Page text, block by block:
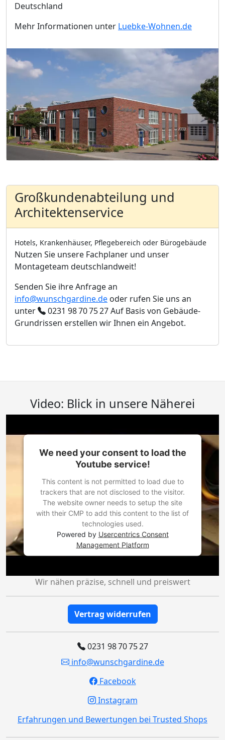
Deutschland
Mehr Informationen unter Luebke-Wohnen.de
Großkundenabteilung und
Architektenservice
Hotels, Krankenhäuser, Pflegebereich oder Bürogebäude
Nutzen Sie unsere Fachplaner und unser
Montageteam deutschlandweit!
Senden Sie ihre Anfrage an
info@wunschgardine.de oder rufen Sie uns an
unter
0231 98 70 75 27Auf Basis von Gebäude-
Grundrissen erstellen wir Ihnen ein Angebot.
Video: Blick in unsere Näherei
We need your consent to load the
Youtube service!
This content is not permitted to load due to
trackers that are not disclosed to the visitor.
The website owner needs to setup the site
with their CMP to add this content to the list of
technologies used.
Powered by Usercentrics Consent
Management Platform
Wir nähen präzise, schnell und preiswert
Vertrag widerrufen
0231 98 70 75 27
info@wunschgardine.de
Facebook
Instagram
Erfahrungen und Bewertungen bei Trusted Shops